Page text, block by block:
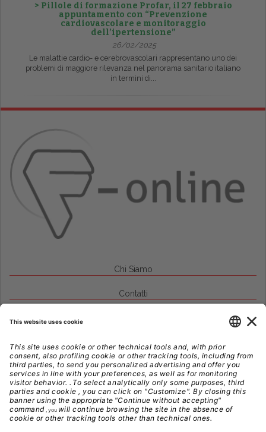
> Pillole di formazione Profar, il 27 febbraio
appuntamento con “Prevenzione
cardiovascolare e monitoraggio
dell’ipertensione”
26/02/2025
Le malattie cardio- e cerebrovascolari rappresentano uno dei
problemi di maggiore rilevanza nel panorama sanitario italiano
in termini di...
Chi Siamo
Contatti
Note Legali
Privacy
Gestione Cookie